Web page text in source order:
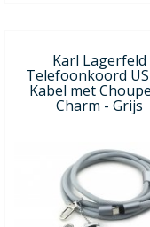
Karl Lagerfeld
Telefoonkoord
Kabel met
Charm - Grijs